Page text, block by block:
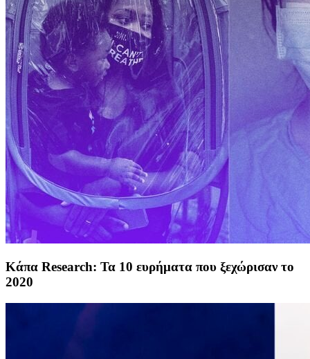
Κάπα Research: Τα 10 ευρήματα που ξεχώρισαν το
2020